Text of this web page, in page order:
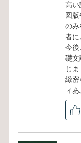
高い
図
のみ
者に
今後
礎文
じ
緻密
ィ